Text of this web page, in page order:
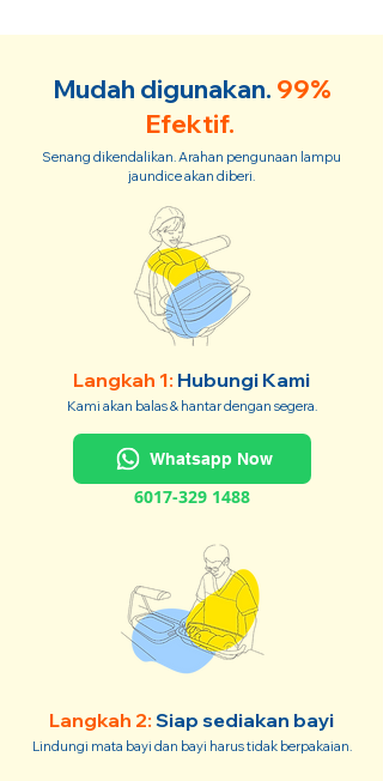
Mudah digunakan. 99%
Efektif.
Senang dikendalikan. Arahan pengunaan lampu
jaundice akan diberi.
Langkah 1: Hubungi Kami
Kami akan balas & hantar dengan segera.
Whatsapp Now
6017-329 1488
Langkah 2: Siap sediakan bayi
Lindungi mata bayi dan bayi harus tidak berpakaian.